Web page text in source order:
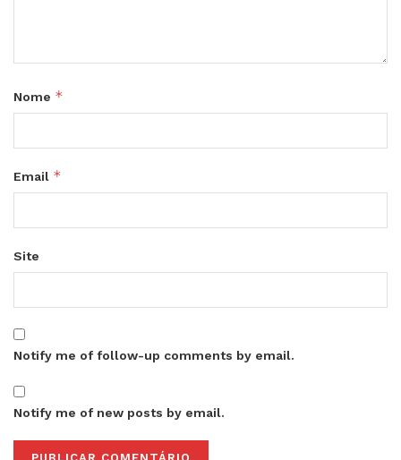
Nome *
Email *
Site
Notify me of follow-up comments by email.
Notify me of new posts by email.